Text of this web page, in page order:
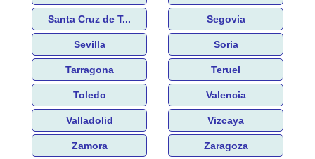
Santa Cruz de T... Segovia
Sevilla Soria
Tarragona Teruel
Toledo Valencia
Valladolid Vizcaya
Zamora Zaragoza